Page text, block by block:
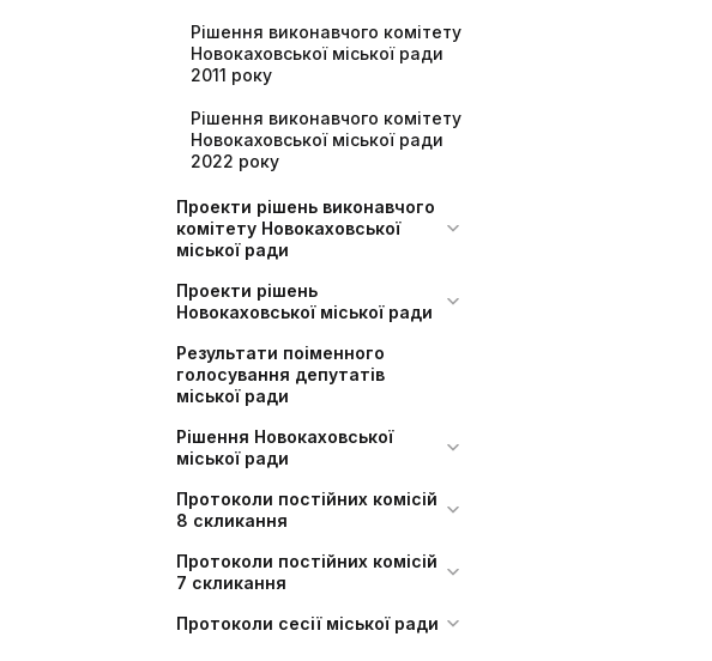
Рішення виконавчого комітету
Новокаховської міської ради
2011 року
Рішення виконавчого комітету
Новокаховської міської ради
2022 року
Проекти рішень виконавчого
комітету Новокаховської
міської ради
Проекти рішень
Новокаховської міської ради
Результати поіменного
голосування депутатів
міської ради
Рішення Новокаховської
міської ради
Протоколи постійних комісій
8 скликання
Протоколи постійних комісій
7 скликання
Протоколи сесії міської ради